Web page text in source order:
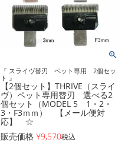
『 スライヴ替刃 ペット専用 2個セッ
ト 』
【2個セット】THRIVE（スライ
ヴ）ペット専用替刃 選べる2
個セット（MODEL 5 1・2・
3・F3ｍｍ） 【メール便対
応】 ☆
販売価格 ¥9,570税込